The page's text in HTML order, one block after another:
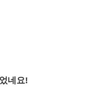
네요!